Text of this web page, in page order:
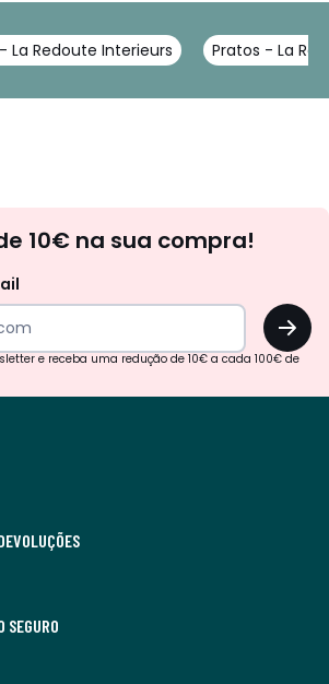
La Redoute Interieurs Pratos - La
10€ na sua compra!
OK
e receba uma redução de 10€ a cada 100€ de
SEGURO